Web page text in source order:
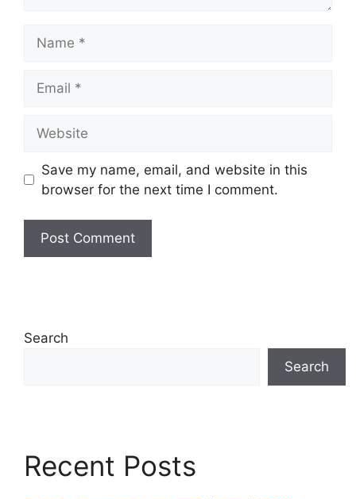
Save my name, email, and website in this
browser for the next time I comment.
Search
Search
Recent Posts